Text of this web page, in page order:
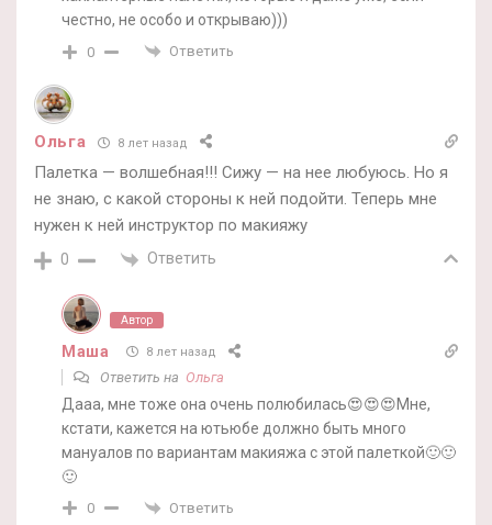
честно, не особо и открываю)))
0 Ответить
Ольга 8 лет назад
Палетка — волшебная!!! Сижу — на нее любуюсь. Но я
не знаю, с какой стороны к ней подойти. Теперь мне
нужен к ней инструктор по макияжу
0 Ответить
Автор
Маша 8 лет назад
Ответить на Ольга
Дааа, мне тоже она очень полюбилась😍😍😍Мне,
кстати, кажется на ютьюбе должно быть много
мануалов по вариантам макияжа с этой палеткой🙂🙂
🙂
0 Ответить